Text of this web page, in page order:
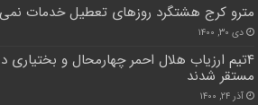
مترو کرج هشتگرد روزهای تعطیل خدمات
دی ۳۰, ۱۴۰۰
۴تیم ارزیاب هلال احمر چهارمحال و
مستقر شدند
آذر ۲۴, ۱۴۰۰